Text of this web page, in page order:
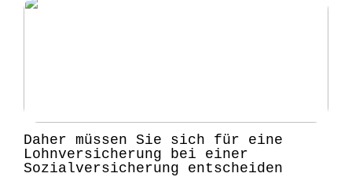
Daher müssen Sie sich für eine
Lohnversicherung bei einer
Sozialversicherung entscheiden